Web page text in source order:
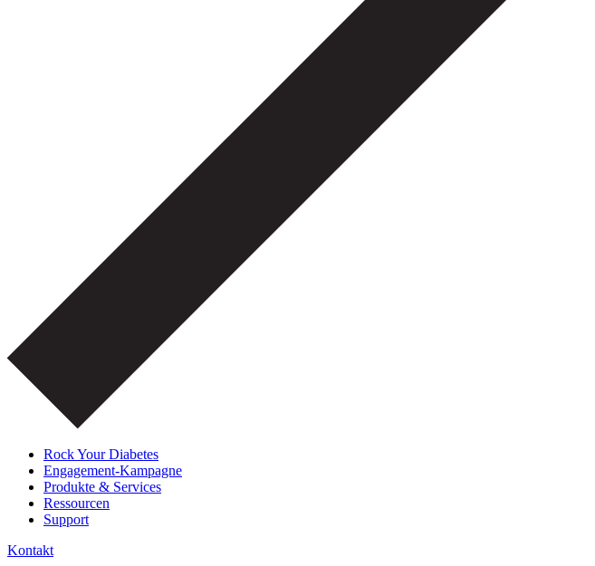
Rock Your Diabetes
Engagement-Kampagne
Produkte & Services
Ressourcen
Support
Kontakt